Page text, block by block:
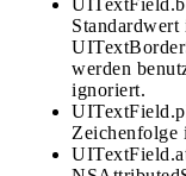
werden
ignoriert.
Zeichenfolge